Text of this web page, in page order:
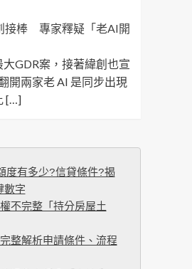
接棒 專家釋疑「老AI開
GDR案，接著緯創也宣
開兩家老 AI 是同步出現
[…]
度有多少?信貸條件?揭
數字
不完整「持分房屋土
整解析申請條件、流程